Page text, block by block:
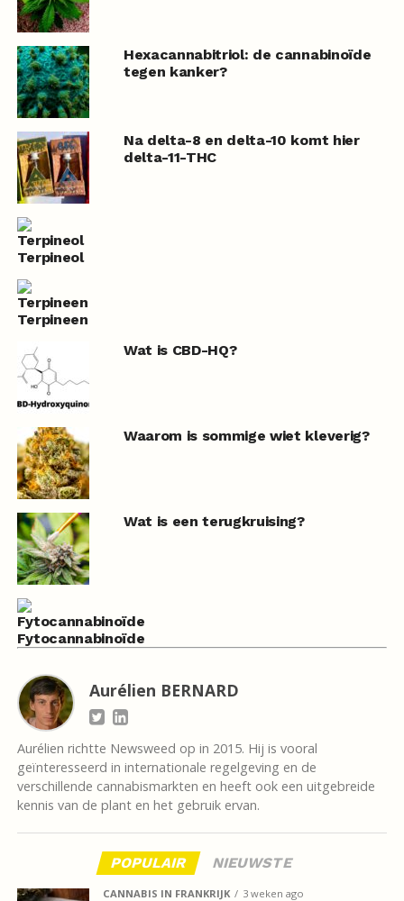
Hexacannabitriol: de cannabinoïde
tegen kanker?
Na delta-8 en delta-10 komt hier
delta-11-THC
Terpineol
Terpineen
Wat is CBD-HQ?
Waarom is sommige wiet kleverig?
Wat is een terugkruising?
Fytocannabinoïde
Aurélien BERNARD
Aurélien richtte Newsweed op in 2015. Hij is vooral
geïnteresseerd in internationale regelgeving en de
verschillende cannabismarkten en heeft ook een uitgebreide
kennis van de plant en het gebruik ervan.
POPULAIR NIEUWSTE
CANNABIS IN FRANKRIJK 3 weken ago